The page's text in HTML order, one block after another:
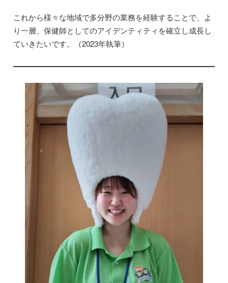
これから様々な地域で多分野の業務を経験することで、よ
り一層、保健師としてのアイデンティティを確立し成長し
ていきたいです。（2023年執筆）